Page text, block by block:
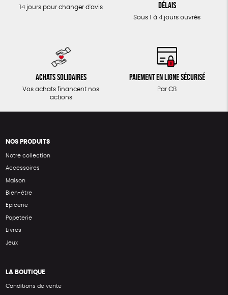
14 jours pour changer d'avis
délais
Sous 1 à 4 jours ouvrés
Achats solidaires
Vos achats financent nos
actions
Paiement en ligne sécurisé
Par CB
NOS PRODUITS
Notre collection
Accessoires
Maison
Bien-être
Epicerie
Papeterie
Livres
Jeux
LA BOUTIQUE
Conditions de vente